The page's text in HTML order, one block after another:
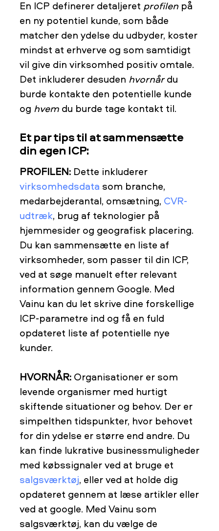
En ICP definerer detaljeret profilen på
en ny potentiel kunde, som både
matcher den ydelse du udbyder, koster
mindst at erhverve og som samtidigt
vil give din virksomhed positiv omtale.
Det inkluderer desuden hvornårdu
burde kontakte den potentielle kunde
og hvem du burde tage kontakt til.
Et par tips til at sammensætte
din egen ICP:
PROFILEN: Dette inkluderer
virksomhedsdata som branche,
medarbejderantal, omsætning, CVR-
udtræk, brug af teknologier på
hjemmesider og geografisk placering.
Du kan sammensætte en liste af
virksomheder, som passer til din ICP,
ved at søge manuelt efter relevant
information gennem Google. Med
Vainu kan du let skrive dine forskellige
ICP-parametre ind og få en fuld
opdateret liste af potentielle nye
kunder.
HVORNÅR: Organisationer er som
levende organismer med hurtigt
skiftende situationer og behov. Der er
simpelthen tidspunkter, hvor behovet
for din ydelse er større end andre. Du
kan finde lukrative businessmuligheder
med købssignaler ved at bruge et
salgsværktøj, eller ved at holde dig
opdateret gennem at læse artikler eller
ved at google. Med Vainu som
salgsværktøj, kan du vælge de